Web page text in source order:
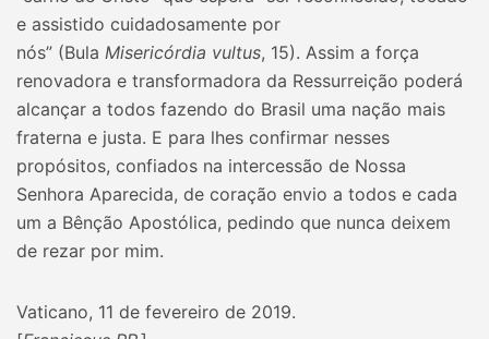
e assistido cuidadosamente por
nós” (Bula Misericórdia vultus, 15). Assim a força
renovadora e transformadora da Ressurreição poderá
alcançar a todos fazendo do Brasil uma nação mais
fraterna e justa. E para lhes confirmar nesses
propósitos, confiados na intercessão de Nossa
Senhora Aparecida, de coração envio a todos e cada
um a Bênção Apostólica, pedindo que nunca deixem
de rezar por mim.
Vaticano, 11 de fevereiro de 2019.